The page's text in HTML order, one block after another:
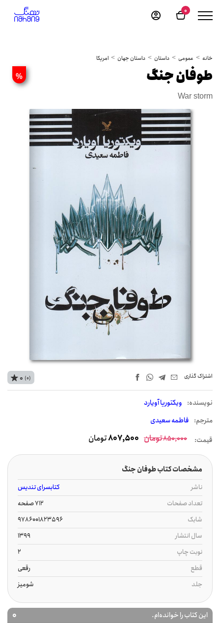
0
خانه عمومی داستان داستان جهان امریکا
% طوفان جنگ
War storm
اشتراک‌ گذاری
نويسنده: ویکتوریا آویارد
مترجم: فاطمه سعیدی
0 (0)
قیمت: 850,000تومان 807,500تومان
مشخصات کتاب طوفان جنگ
ناشر
کتابسرای تندیس
تعداد صفحات
712 صفحه
شابک
9786001823596
سال انتشار
1399
نوبت چاپ
2
قطع
رقعی
جلد
شومیز
این کتاب را خوانده‌ام. 0